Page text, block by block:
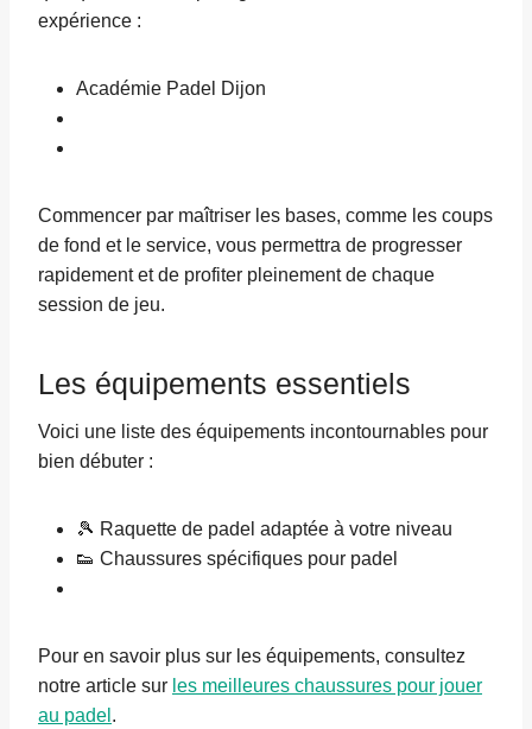
expérience :
Académie Padel Dijon
Commencer par maîtriser les bases, comme les coups
de fond et le service, vous permettra de progresser
rapidement et de profiter pleinement de chaque
session de jeu.
Les équipements essentiels
Voici une liste des équipements incontournables pour
bien débuter :
🎾 Raquette de padel adaptée à votre niveau
👟 Chaussures spécifiques pour padel
Pour en savoir plus sur les équipements, consultez
notre article sur les meilleures chaussures pour jouer
au padel .